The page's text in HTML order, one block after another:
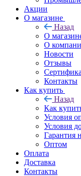
Акции
О магазине
Назад
О
О
Новости
Отзывы
Контакты
Как купить
Назад
Как
Условия
Условия
Гарантия
Оптом
Оплата
Доставка
Контакты